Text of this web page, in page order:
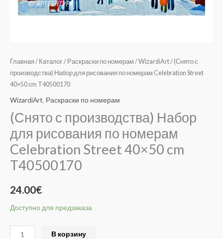
Главная / Каталог/ Раскраски по номерам /WizardiArt/ (Снято с
производства) Набор для рисования по номерам Celebration Street
40×50 cm T40500170
WizardiArt, Раскраски по номерам
(Снято с производства) Набор
для рисования по номерам
Celebration Street 40×50 cm
T40500170
24.00€
Доступно для предзаказа
cm
В корзину